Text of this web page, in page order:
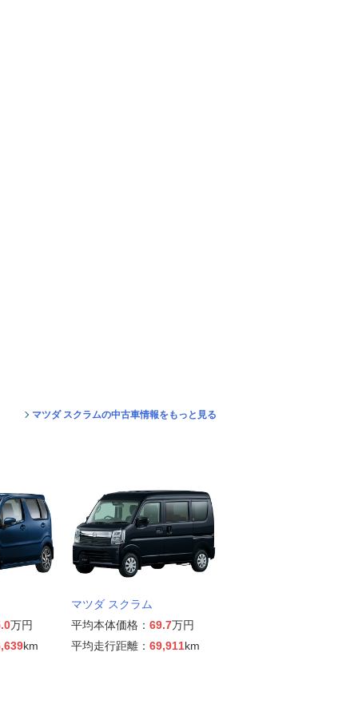
マツダ スクラムの中古車情報をもっと見る
万円
km
マツダ スクラム
平均本体価格： 69.7万円
平均走行距離： 69,911km